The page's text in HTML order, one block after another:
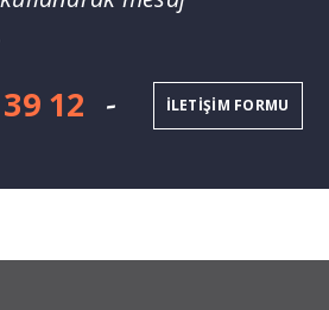
12 - İLETIŞIM FORMU